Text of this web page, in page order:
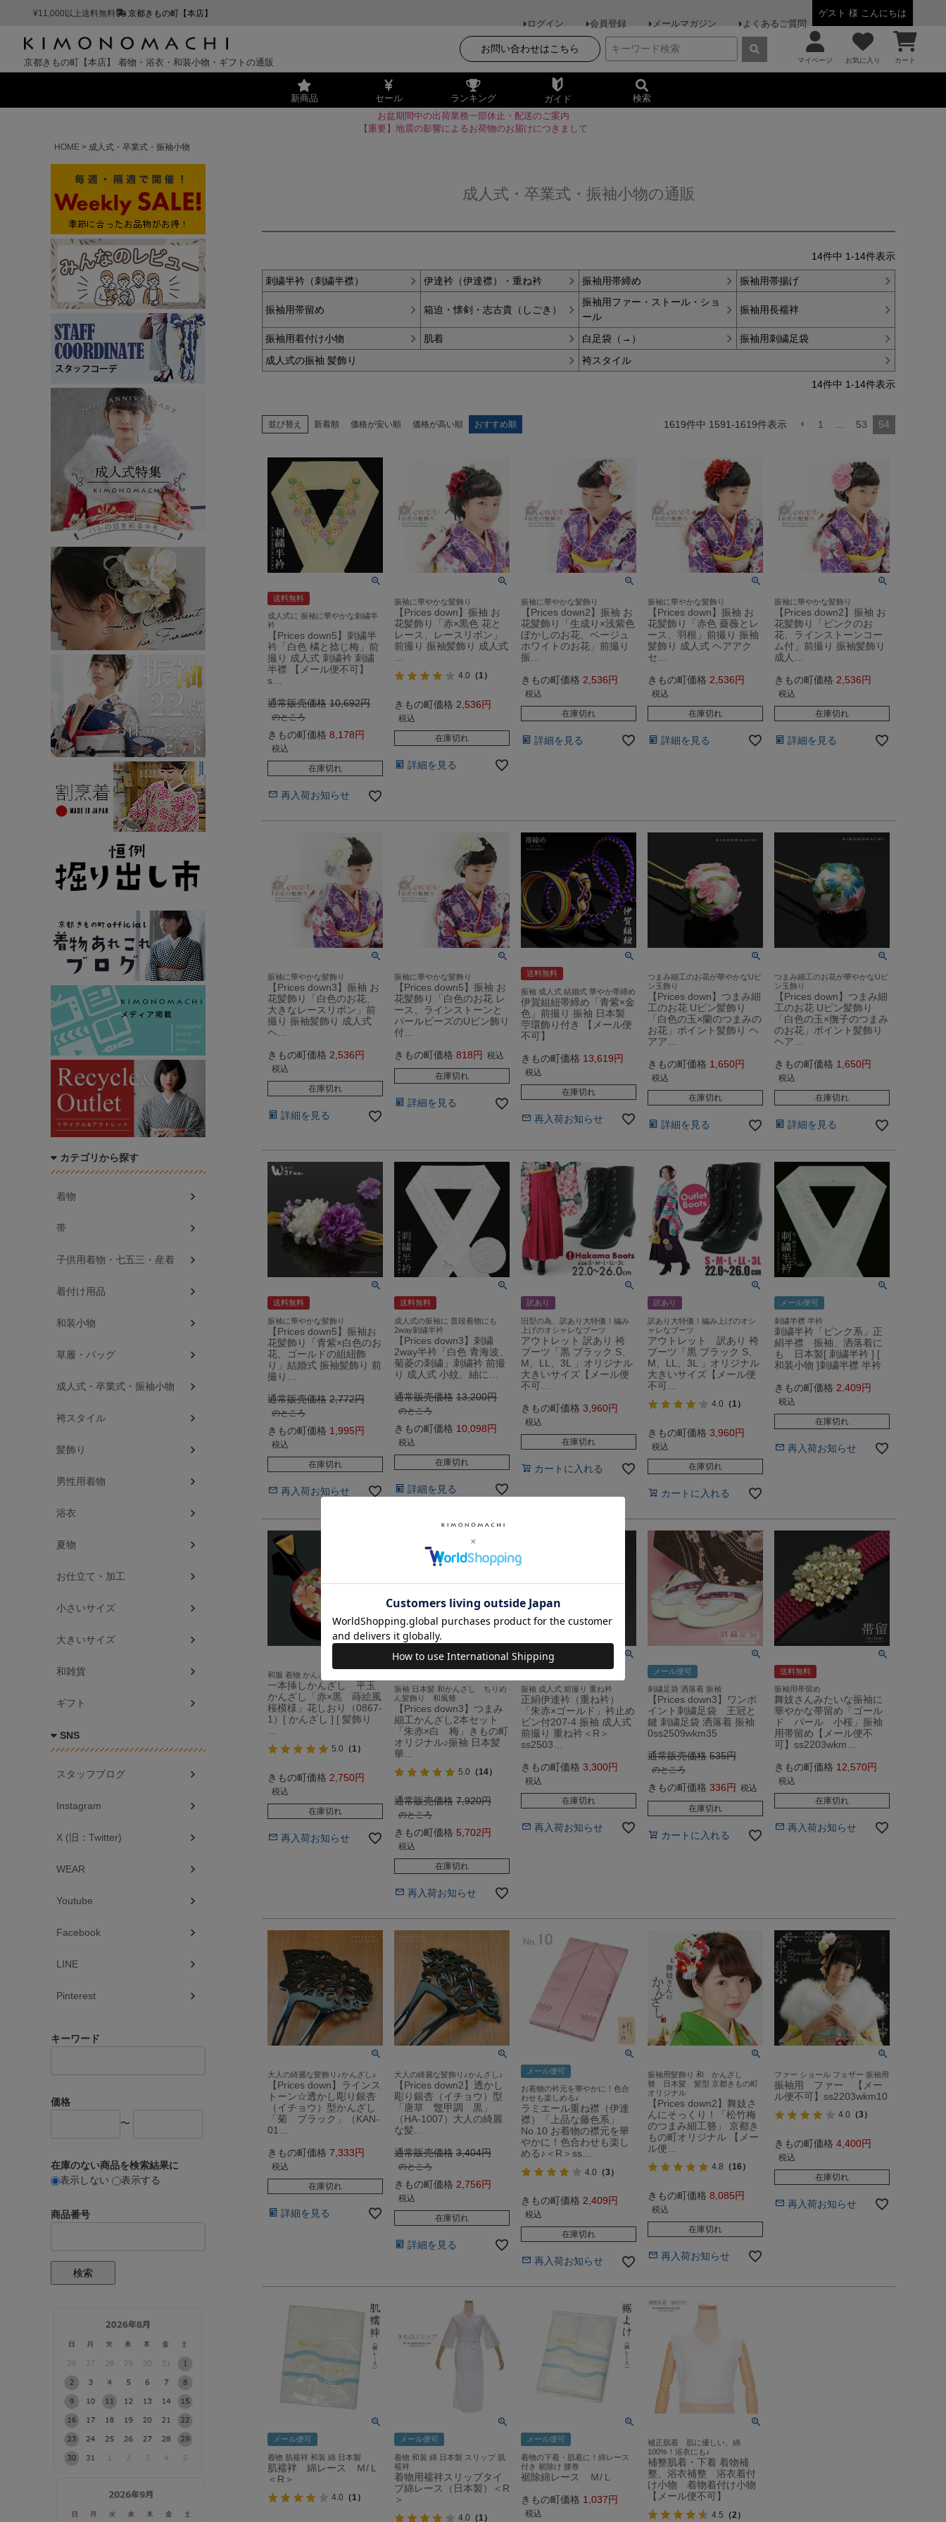
¥11,000以上送料無料 京都きもの町【本店】
ゲスト 様 こんにちは
ログイン
会員登録 メールマガジン よくあるご質問
京都きもの町【本店】 着物・浴衣・和装小物・ギフトの通販
お問い合わせはこちら
マイページ お気に入り カート
新商品 セール ランキング ガイド 検索
お盆期間中の出荷業務一部休止・配送のご案内
【重要】地震の影響によるお荷物のお届けにつきまして
HOME
成人式・卒業式・振袖小物
成人式・卒業式・振袖小物の通販
14件中 1-14件表示
刺繍半衿（刺繍半襟） 伊達衿（伊達襟）・重ね衿 振袖用帯締め 振袖用帯揚げ
振袖用帯留め 箱迫・懐剣・志古貴（しごき）
振袖用ファー・ストール・ショ
ール
振袖用長襦袢
振袖用着付け小物 肌着 白足袋（→）
振袖用刺繍足袋
成人式の振袖 髪飾り
袴スタイル
14件中 1-14件表示
並び替え 新着順 価格が安い順 価格が高い順 おすすめ順 1619件中 1591-1619件表示 1 53 54
送料無料
成人式に 振袖に華やかな刺繍半
衿
【Prices down5】刺繍半
衿「白色 橘と捻じ梅」前
撮り 成人式 刺繍衿 刺繍
半襟 【メール便不可】
s…
通常販売価格 10,692
のところ
きもの町価格 8,178
税込
在庫切れ
再入荷お知らせ
振袖に華やかな髪飾り
【Prices down】振袖 お
花髪飾り「赤×黒色 花と
レース、レースリボン」
前撮り 振袖髪飾り 成人式
4.0 （1）
きもの町価格 2,536
税込
在庫切れ
詳細を見る
振袖に華やかな髪飾り
【Prices down2】振袖 お
花髪飾り「生成り×浅紫色
ぼかしのお花、ベージュ
ホワイトのお花」前撮り
振…
きもの町価格 2,536
税込
在庫切れ
詳細を見る
振袖に華やかな髪飾り
【Prices down】振袖 お
花髪飾り「赤色 薔薇とレ
ース、羽根」前撮り 振袖
髪飾り 成人式 ヘアアク
セ…
きもの町価格 2,536
税込
在庫切れ
詳細を見る
振袖に華やかな髪飾り
【Prices down2】振袖 お
花髪飾り「ピンクのお
花、ラインストーンコー
ム付」前撮り 振袖髪飾り
成人…
きもの町価格 2,536
税込
在庫切れ
詳細を見る
振袖に華やかな髪飾り
【Prices down3】振袖 お
花髪飾り「白色のお花、
大きなレースリボン」前
撮り 振袖髪飾り 成人式
ヘ…
きもの町価格 2,536
税込
在庫切れ
詳細を見る
振袖に華やかな髪飾り
【Prices down5】振袖 お
花髪飾り「白色のお花 レ
ース、ラインストーンと
パールビーズのUピン飾り
付…
きもの町価格 818 税込
在庫切れ
詳細を見る
送料無料
振袖 成人式 結婚式 華やか帯締め
伊賀組紐帯締め「青紫×金
色」前撮り 振袖 日本製
苧環飾り付き 【メール便
不可】
きもの町価格 13,619
税込
在庫切れ
再入荷お知らせ
つまみ細工のお花が華やかなUピ
ン玉飾り
【Prices down】つまみ細
工のお花 Uピン髪飾り
「白色の玉×蘭のつまみの
お花」ポイント髪飾り ヘ
アア…
きもの町価格 1,650
税込
在庫切れ
詳細を見る
つまみ細工のお花が華やかなUピ
ン玉飾り
【Prices down】つまみ細
工のお花 Uピン髪飾り
「白色の玉×撫子のつまみ
のお花」ポイント髪飾り
ヘア…
きもの町価格 1,650
税込
在庫切れ
詳細を見る
送料無料
振袖に華やかな髪飾り
【Prices down5】振袖お
花髪飾り「青紫×白色のお
花、ゴールドの組紐飾
り」結婚式 振袖髪飾り 前
撮り…
通常販売価格 2,772
のところ
きもの町価格 1,995
税込
在庫切れ
再入荷お知らせ
送料無料
成人式の振袖に 普段着物にも
2way刺繍半衿
【Prices down3】刺繍
2way半衿「白色 青海波、
菊菱の刺繍」刺繍衿 前撮
り 成人式 小紋、紬に…
通常販売価格 13,200
のところ
きもの町価格 10,098
税込
在庫切れ
詳細を見る
訳あり
旧型の為、訳あり大特価！編み
上げのオシャレなブーツ
アウトレット 訳あり 袴
ブーツ「黒 ブラック S、
M、LL、3L 」オリジナル
大きいサイズ【メール便
不可…
きもの町価格 3,960
税込
在庫切れ
カートに入れる
訳あり
訳あり大特価！編み上げのオシ
ャレなブーツ
アウトレット 訳あり 袴
ブーツ「黒 ブラック S、
M、LL、3L 」オリジナル
大きいサイズ【メール便
不可…
4.0 （1）
きもの町価格 3,960
税込
在庫切れ
カートに入れる
メール便可
刺繍半襟 半衿
刺繍半衿「ピンク系」正
絹半襟 振袖、洒落着に
も 日本製[ 刺繍半衿 ] [
和装小物 ]刺繍半襟 半衿
きもの町価格 2,409
税込
在庫切れ
再入荷お知らせ
和服 着物 かんざし 和装髪飾り
一本挿しかんざし 平玉
かんざし「赤×黒 蒔絵風
桜模様」花しおり（0867-
1）[ かんざし ] [ 髪飾り
5.0 （1）
きもの町価格 2,750
税込
在庫切れ
再入荷お知らせ
送料無料
振袖 日本髪 和かんざし ちりめ
ん髪飾り 和風簪
【Prices down3】つまみ
細工かんざし2本セット
「朱赤×白 梅」きもの町
オリジナル♪振袖 日本髪
華…
5.0 （14）
通常販売価格 7,920
のところ
きもの町価格 5,702
税込
在庫切れ
再入荷お知らせ
メール便可
振袖 成人式 前撮り 重ね衿
正絹伊達衿（重ね衿）
「朱赤×ゴールド」衿止め
ピン付207-4 振袖 成人式
前撮り 重ね衿＜R＞
ss2503…
きもの町価格 3,300
税込
在庫切れ
再入荷お知らせ
メール便可
刺繍足袋 洒落着 振袖
【Prices down3】ワンポ
イント刺繍足袋 王冠と
鍵 刺繍足袋 洒落着 振袖
0ss2509wkm35
通常販売価格 535
のところ
きもの町価格 336 税込
在庫切れ
カートに入れる
送料無料
振袖用帯留め
舞妓さんみたいな振袖に
華やかな帯留め「ゴール
ド パール 小桜」振袖
用帯留め【メール便不
可】ss2203wkm…
きもの町価格 12,570
税込
在庫切れ
再入荷お知らせ
大人の綺麗な髪飾り♪かんざし♪
【Prices down】ラインス
トーン☆透かし彫り銀杏
（イチョウ）型かんざし
「菊 ブラック」（KAN-
01…
きもの町価格 7,333
税込
在庫切れ
詳細を見る
大人の綺麗な髪飾り♪かんざし♪
【Prices down2】透かし
彫り銀杏（イチョウ）型
「唐草 鼈甲調 黒」
（HA-1007）大人の綺麗
な髪…
通常販売価格 3,404
のところ
きもの町価格 2,756
税込
在庫切れ
詳細を見る
メール便可
お着物の衿元を華やかに！色合
わせも楽しめる♪
ラミエール重ね襟（伊達
襟）「上品な藤色系」
No.10 お着物の襟元を華
やかに！色合わせも楽し
める♪＜R＞ss…
4.0 （3）
きもの町価格 2,409
税込
在庫切れ
再入荷お知らせ
振袖用髪飾り 和 かんざし
簪 日本髪 髪型 京都きもの町
オリジナル
【Prices down2】舞妓さ
んにそっくり！「松竹梅
のつまみ細工簪」 京都き
もの町オリジナル 【メー
ル便…
4.8 （16）
きもの町価格 8,085
税込
在庫切れ
再入荷お知らせ
ファー ショール フェザー 振袖用
振袖用 ファー 【メー
ル便不可】ss2203wkm10
4.0 （3）
きもの町価格 4,400
税込
在庫切れ
再入荷お知らせ
メール便可
着物 肌襦袢 和装 綿 日本製
肌襦袢 綿レース Ｍ/Ｌ
＜R＞
4.0 （1）
メール便可
着物 和装 綿 日本製 スリップ 肌
襦袢
着物用襦袢スリップタイ
プ綿レース（日本製）＜R
＞
4.0 （1）
メール便可
着物の下着・肌着に！綿レース
付き 裾除け 腰巻
裾除綿レース Ｍ/Ｌ
きもの町価格 1,037
税込
補正肌着 肌に優しい、綿
100%！浴衣にも♪
補整肌着・下着 着物補
整、浴衣補整 浴衣着付
け小物 着物着付け小物
【メール便不可】
4.5 （2）
カテゴリから探す
着物
帯
子供用着物・七五三・産着
着付け用品
和装小物
草履・バッグ
成人式・卒業式・振袖小物
袴スタイル
髪飾り
男性用着物
浴衣
夏物
お仕立て・加工
小さいサイズ
大きいサイズ
和雑貨
ギフト
SNS
スタッフブログ
Instagram
X (旧：Twitter)
WEAR
Youtube
Facebook
LINE
Pinterest
キーワード
価格
〜
在庫のない商品を検索結果に
表示しない
表示する
商品番号
検索